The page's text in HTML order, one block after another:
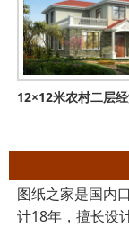
图纸之家是国内
计18年，擅长设